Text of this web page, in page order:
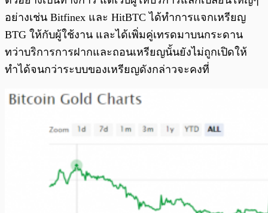
อย่างเช่น Bitfinex และ HitBTC ได้ทำการแจกเหรียญ
BTG ให้กับผู้ใช้งาน และได้เพิ่มคู่เทรดมาบนกระดาน
ทว่าบริการการฝากและถอนเหรียญนั้นยังไม่ถูกเปิดให้
ทำได้จนกว่าระบบของเหรียญดังกล่าวจะคงที่